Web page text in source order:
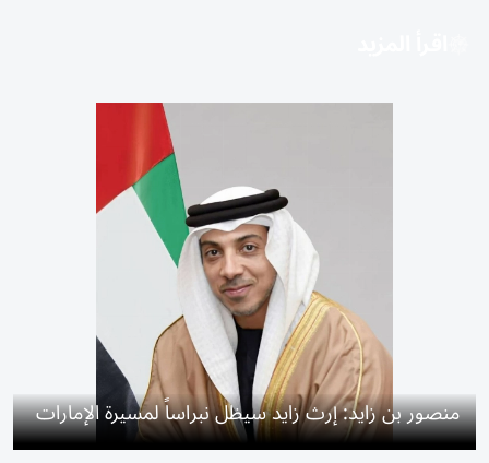
منصور بن زايد: إرث زايد سيظل نبراساً لمسيرة الإمارات